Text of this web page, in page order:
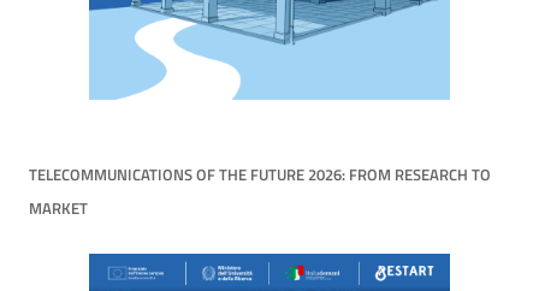
TELECOMMUNICATIONS OF THE FUTURE 2026: FROM RESEARCH TO
MARKET